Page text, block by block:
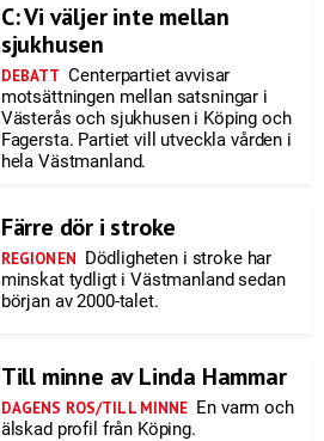
C: Vi väljer inte mellan
sjukhusen
DEBATT Centerpartiet avvisar
motsättningen mellan satsningar i
Västerås och sjukhusen i Köping och
Fagersta. Partiet vill utveckla vården i
hela Västmanland.
Färre dör i stroke
REGIONEN Dödligheten i stroke har
minskat tydligt i Västmanland sedan
början av 2000-talet.
Till minne av Linda Hammar
DAGENS ROS/TILL MINNE En varm och
älskad profil från Köping.